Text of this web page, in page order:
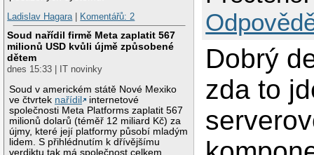
Ladislav Hagara| Komentářů: 2
Soud nařídil firmě Meta zaplatit 567
milionů USD kvůli újmě způsobené
dětem
dnes 15:33 | IT novinky
Soud v americkém státě Nové Mexiko
ve čtvrtek nařídil
internetové
společnosti Meta Platforms zaplatit 567
milionů dolarů (téměř 12 miliard Kč) za
újmy, které její platformy působí mladým
lidem. S přihlédnutím k dřívějšímu
verdiktu tak má společnost celkem
Dobrý
zda to